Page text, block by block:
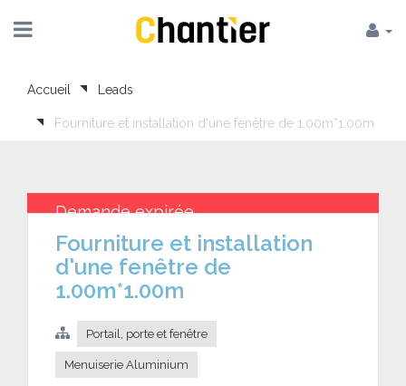
Accueil Leads
Fourniture et installation d'une fenêtre de 1.00m*1.00m
Demande expirée
Fourniture et installation
d'une fenêtre de
1.00m*1.00m
Portail, porte et fenêtre
Menuiserie Aluminium